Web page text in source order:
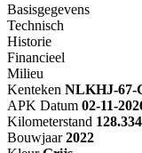
Basisgegevens
Technisch
Historie
Financieel
Milieu
Kenteken NLKHJ-67-
APK Datum 02-11-
Kilometerstand
Bouwjaar 2022